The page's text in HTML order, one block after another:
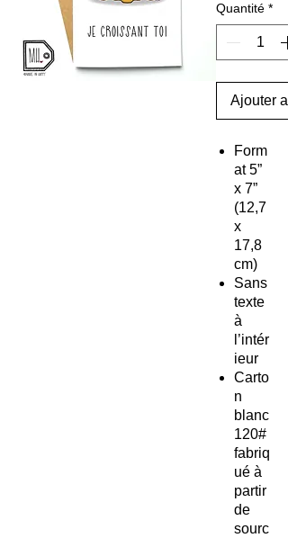
Quantité *
Ajouter
Form
at5”
x 7”
(12,7
x
17,8
cm)
Sans
texte
à
l’intér
ieur
Carto
n
blanc
120#
fabriq
ué à
partir
de
sourc